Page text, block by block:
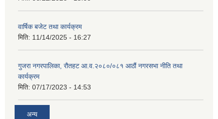
वार्षिक बजेट तथा कार्यक्रम
मिति: 11/14/2025 - 16:27
गुजरा नगरपालिका, रौतहट आ.व.२०८०/०८१ आठौं नगरसभा नीति तथा
कार्यक्रम
मिति: 07/17/2023 - 14:53
अन्य